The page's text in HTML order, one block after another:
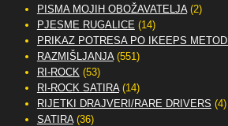
PISMA MOJIH OBOŽAVATELJA(2)
PJESME RUGALICE (14)
PRIKAZ POTRESA PO IKEEPS METODI
RAZMIŠLJANJA(551)
RI-ROCK(53)
RI-ROCK SATIRA(14)
RIJETKI DRAJVERI/RARE DRIVERS (4)
SATIRA(36)